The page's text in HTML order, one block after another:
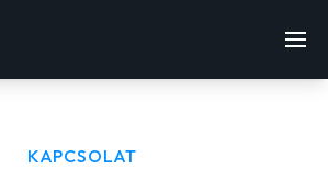
KAPCSOLAT